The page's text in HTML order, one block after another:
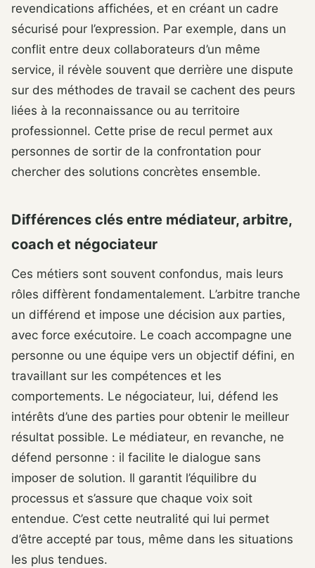
revendications affichées, et en créant un cadre
sécurisé pour l’expression. Par exemple, dans un
conflit entre deux collaborateurs d’un même
service, il révèle souvent que derrière une dispute
sur des méthodes de travail se cachent des peurs
liées à la reconnaissance ou au territoire
professionnel. Cette prise de recul permet aux
personnes de sortir de la confrontation pour
chercher des solutions concrètes ensemble.
Différences clés entre médiateur, arbitre,
coach et négociateur
Ces métiers sont souvent confondus, mais leurs
rôles diffèrent fondamentalement. L’arbitre tranche
un différend et impose une décision aux parties,
avec force exécutoire. Le coach accompagne une
personne ou une équipe vers un objectif défini, en
travaillant sur les compétences et les
comportements. Le négociateur, lui, défend les
intérêts d’une des parties pour obtenir le meilleur
résultat possible. Le médiateur, en revanche, ne
défend personne : il facilite le dialogue sans
imposer de solution. Il garantit l’équilibre du
processus et s’assure que chaque voix soit
entendue. C’est cette neutralité qui lui permet
d’être accepté par tous, même dans les situations
les plus tendues.